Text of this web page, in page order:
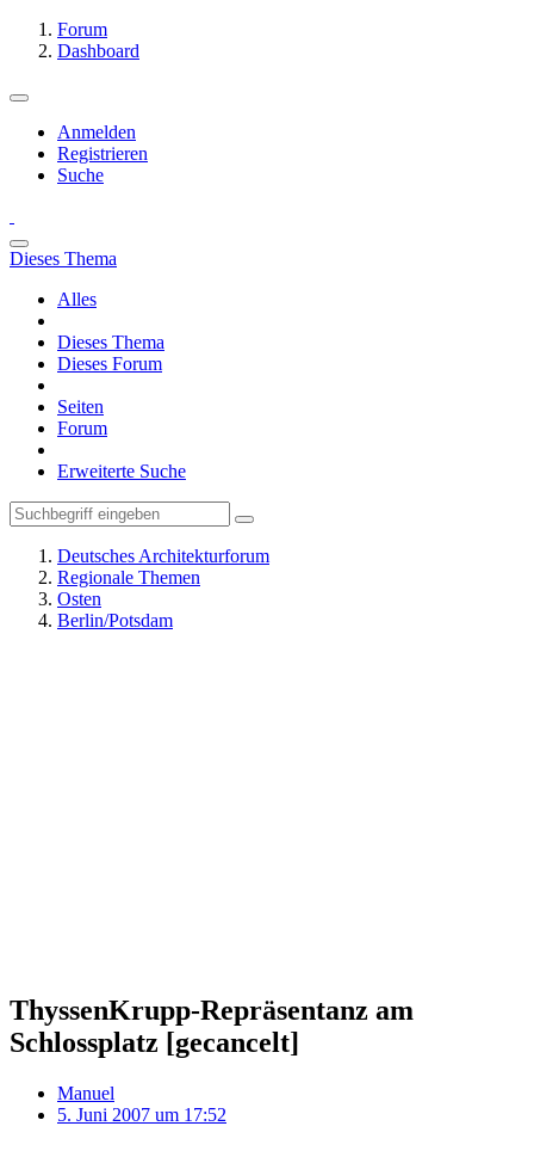
Forum
Dashboard
Anmelden
Registrieren
Suche
Dieses Thema
Alles
Dieses Thema
Dieses Forum
Seiten
Forum
Erweiterte Suche
Deutsches Architekturforum
Regionale Themen
Osten
Berlin/Potsdam
ThyssenKrupp-Repräsentanz am
Schlossplatz [gecancelt]
Manuel
5. Juni 2007 um 17:52